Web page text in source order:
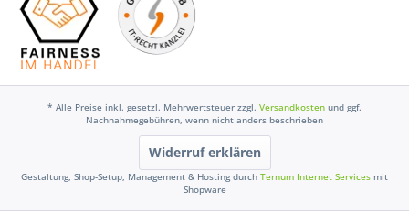
* Alle Preise inkl. gesetzl. Mehrwertsteuer zzgl. Versandkosten und ggf.
Nachnahmegebühren, wenn nicht anders beschrieben
Widerruf erklären
Gestaltung, Shop-Setup, Management & Hosting durch Ternum Internet Services mit
Shopware